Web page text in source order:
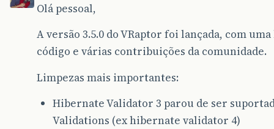
Olá pessoal,
A versão 3.5.0 do VRaptor foi lançada, com
código e várias contribuições da comunidade.
Limpezas mais importantes:
Hibernate Validator 3 parou de ser
Validations (ex hibernate validator 4)